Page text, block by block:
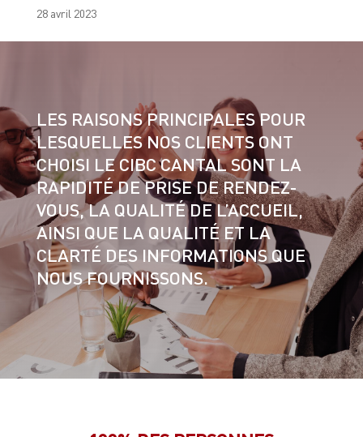
28 avril 2023
LES RAISONS PRINCIPALES POUR
LESQUELLES NOS CLIENTS ONT
CHOISI LE CIBC CANTAL SONT LA
RAPIDITÉ DE PRISE DE RENDEZ-
VOUS, LA QUALITÉ DE L’ACCUEIL,
AINSI QUE LA QUALITÉ ET LA
CLARTÉ DES INFORMATIONS QUE
NOUS FOURNISSONS.